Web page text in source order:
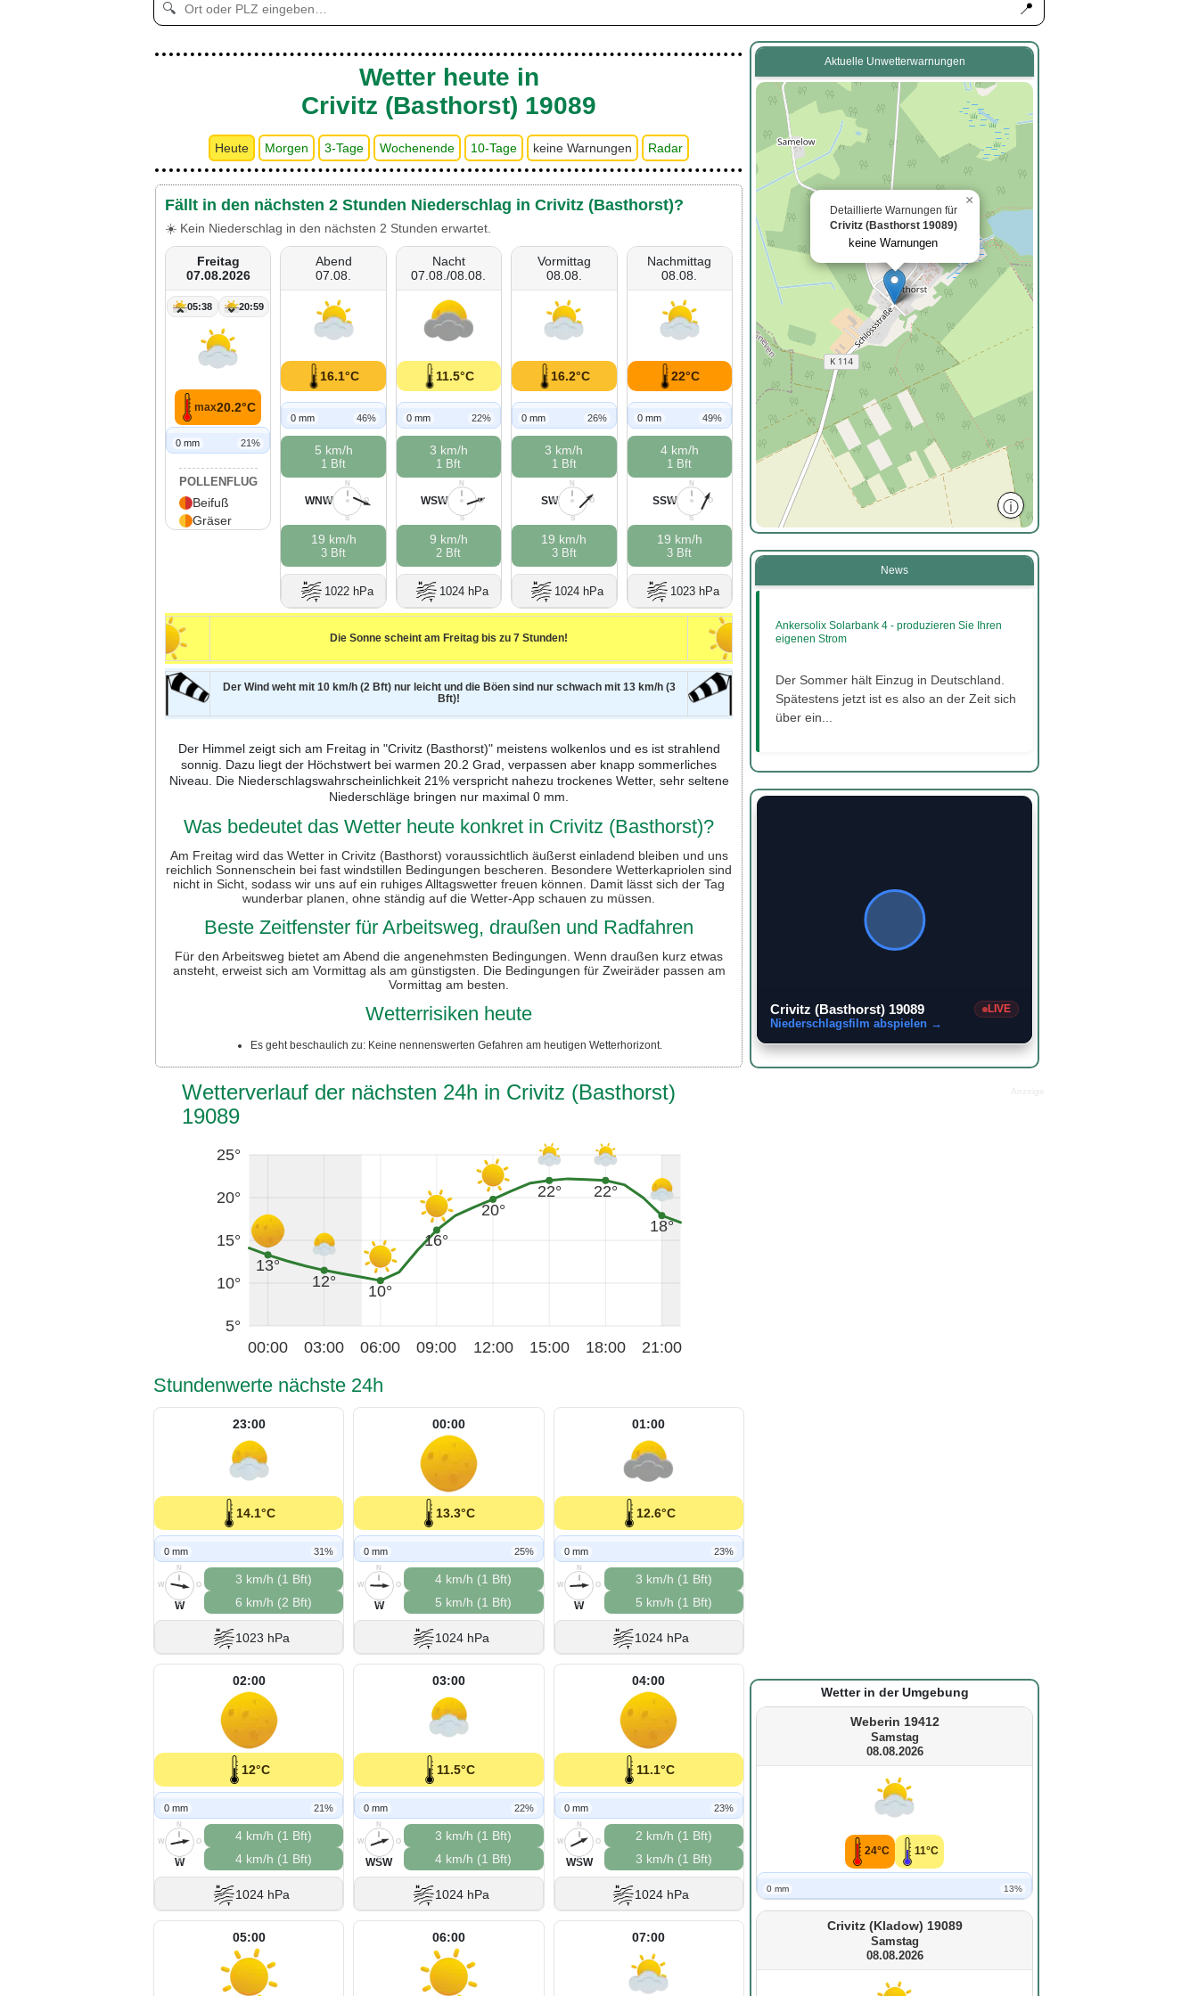
🔍 📍
Wetter heute in
Crivitz (Basthorst) 19089
Heute Morgen 3-Tage Wochenende 10-Tage keine Warnungen Radar
Fällt in den nächsten 2 Stunden Niederschlag in Crivitz (Basthorst)?
☀️ Kein Niederschlag in den nächsten 2 Stunden erwartet.
Freitag
07.08.2026
05:38 20:59
max20.2°C
0 mm 21%
POLLENFLUG
Beifuß
Gräser
Abend
07.08.
16.1°C
0 mm 46%
5 km/h
1 Bft
N
O
S
W
WNW
19 km/h
3 Bft
1022 hPa
Nacht
07.08./08.08.
11.5°C
0 mm 22%
3 km/h
1 Bft
N
O
S
W
WSW
9 km/h
2 Bft
1024 hPa
Vormittag
08.08.
16.2°C
0 mm 26%
3 km/h
1 Bft
N
O
S
W
SW
19 km/h
3 Bft
1024 hPa
Nachmittag
08.08.
22°C
0 mm 49%
4 km/h
1 Bft
N
O
S
W
SSW
19 km/h
3 Bft
1023 hPa
Die Sonne scheint am Freitag bis zu 7 Stunden!
Der Wind weht mit 10 km/h (2 Bft) nur leicht und die Böen sind nur schwach mit 13 km/h (3
Bft)!
Der Himmel zeigt sich am Freitag in "Crivitz (Basthorst)" meistens wolkenlos und es ist strahlend
sonnig. Dazu liegt der Höchstwert bei warmen 20.2 Grad, verpassen aber knapp sommerliches
Niveau. Die Niederschlagswahrscheinlichkeit 21% verspricht nahezu trockenes Wetter, sehr seltene
Niederschläge bringen nur maximal 0 mm.
Was bedeutet das Wetter heute konkret in Crivitz (Basthorst)?
Am Freitag wird das Wetter in Crivitz (Basthorst) voraussichtlich äußerst einladend bleiben und uns
reichlich Sonnenschein bei fast windstillen Bedingungen bescheren. Besondere Wetterkapriolen sind
nicht in Sicht, sodass wir uns auf ein ruhiges Alltagswetter freuen können. Damit lässt sich der Tag
wunderbar planen, ohne ständig auf die Wetter-App schauen zu müssen.
Beste Zeitfenster für Arbeitsweg, draußen und Radfahren
Für den Arbeitsweg bietet am Abend die angenehmsten Bedingungen. Wenn draußen kurz etwas
ansteht, erweist sich am Vormittag als am günstigsten. Die Bedingungen für Zweiräder passen am
Vormittag am besten.
Wetterrisiken heute
Es geht beschaulich zu: Keine nennenswerten Gefahren am heutigen Wetterhorizont.
Wetterverlauf der nächsten 24h in Crivitz (Basthorst)
19089
5°
10°
15°
20°
25°
13°
12°
10°
16°
20°
22°
22°
18°
00:00 03:00 06:00 09:00 12:00 15:00 18:00 21:00
Stundenwerte nächste 24h
23:00
14.1°C
0 mm 31%
N
O
S
W
W
3 km/h (1 Bft)
6 km/h (2 Bft)
1023 hPa
00:00
13.3°C
0 mm 25%
N
O
S
W
W
4 km/h (1 Bft)
5 km/h (1 Bft)
1024 hPa
01:00
12.6°C
0 mm 23%
N
O
S
W
W
3 km/h (1 Bft)
5 km/h (1 Bft)
1024 hPa
02:00
12°C
0 mm 21%
N
O
S
W
W
4 km/h (1 Bft)
4 km/h (1 Bft)
1024 hPa
03:00
11.5°C
0 mm 22%
N
O
S
W
WSW
3 km/h (1 Bft)
4 km/h (1 Bft)
1024 hPa
04:00
11.1°C
0 mm 23%
N
O
S
W
WSW
2 km/h (1 Bft)
3 km/h (1 Bft)
1024 hPa
05:00 06:00 07:00
Aktuelle Unwetterwarnungen
Detaillierte Warnungen für
Crivitz (Basthorst 19089)
keine Warnungen
×
ⓘ
News
Ankersolix Solarbank 4 - produzieren Sie Ihren
eigenen Strom
Der Sommer hält Einzug in Deutschland.
Spätestens jetzt ist es also an der Zeit sich
über ein...
Crivitz (Basthorst) 19089 LIVE
Niederschlagsfilm abspielen →
Wetter in der Umgebung
Weberin 19412
Samstag
08.08.2026
24°C 11°C
0 mm 13%
Crivitz (Kladow) 19089
Samstag
08.08.2026